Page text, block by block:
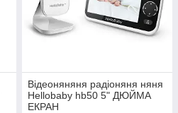
Відеоняняня радіоняня няня
Hellobaby hb50 5" ДЮЙМА
ЕКРАН